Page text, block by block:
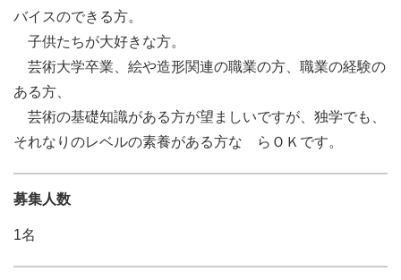
バイスのできる方。
子供たちが大好きな方。
芸術大学卒業、絵や造形関連の職業の方、職業の経験の
ある方、
芸術の基礎知識がある方が望ましいですが、独学でも、
それなりのレベルの素養がある方な らＯＫです。
募集人数
1名